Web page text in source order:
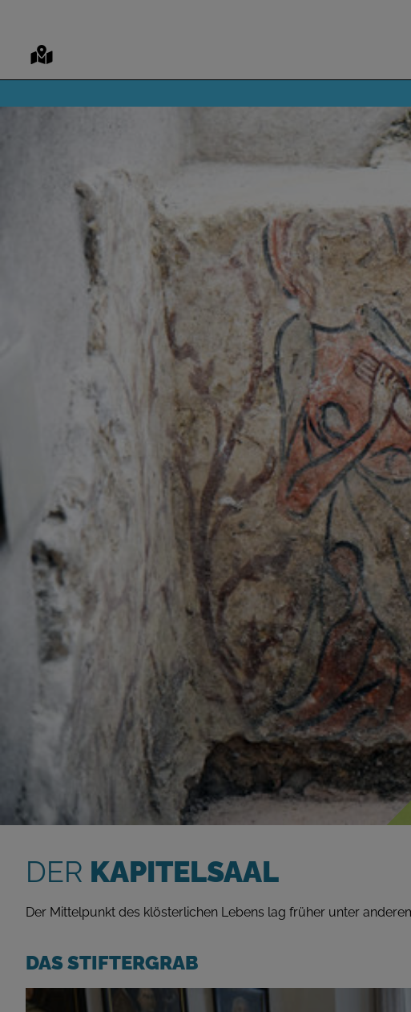
DER KAPITELSAAL
Der Mittelpunkt des klösterlichen Lebens lag früher unter
DAS STIFTERGRAB